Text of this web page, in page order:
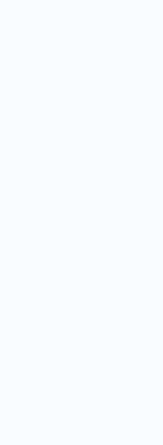
including
effect for the future.